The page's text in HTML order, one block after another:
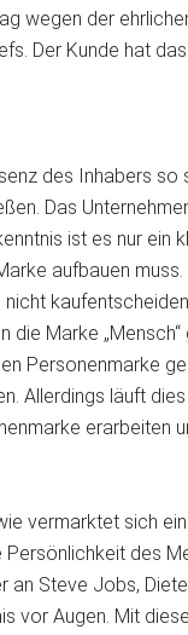
wegen der
Der Kunde hat
des Inhabers
Das
ist es nur ein
aufbauen
die Marke
Personenmarke
Allerdings läuft
erarbeiten
vermarktet sich
des
an Steve Jobs,
vor Augen. Mit